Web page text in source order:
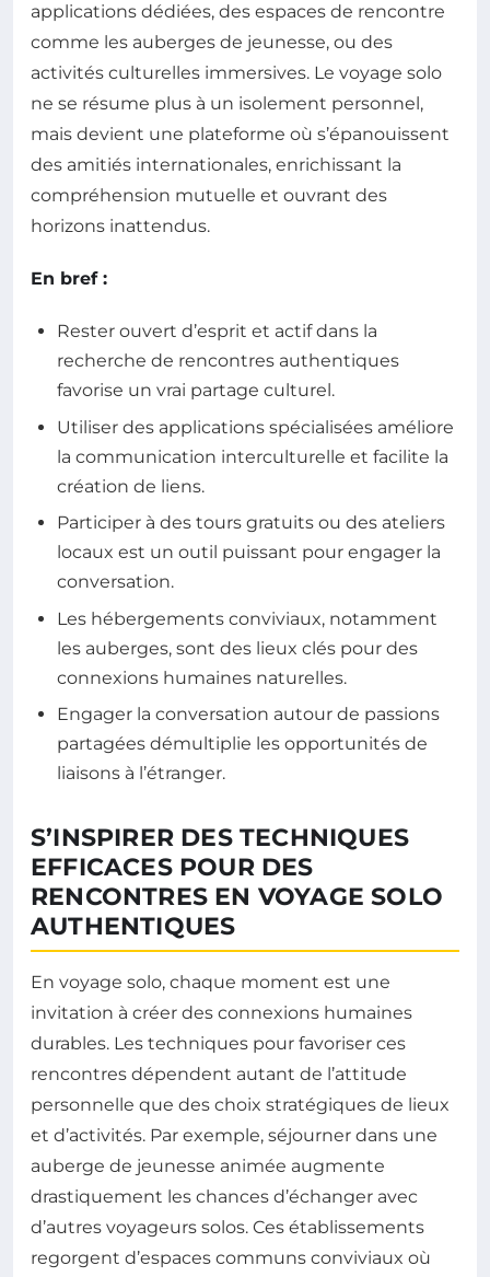
applications dédiées, des espaces de rencontre
comme les auberges de jeunesse, ou des
activités culturelles immersives. Le voyage solo
ne se résume plus à un isolement personnel,
mais devient une plateforme où s’épanouissent
des amitiés internationales, enrichissant la
compréhension mutuelle et ouvrant des
horizons inattendus.
En bref :
Rester ouvert d’esprit et actif dans la
recherche de rencontres authentiques
favorise un vrai partage culturel.
Utiliser des applications spécialisées améliore
la communication interculturelle et facilite la
création de liens.
Participer à des tours gratuits ou des ateliers
locaux est un outil puissant pour engager la
conversation.
Les hébergements conviviaux, notamment
les auberges, sont des lieux clés pour des
connexions humaines naturelles.
Engager la conversation autour de passions
partagées démultiplie les opportunités de
liaisons à l’étranger.
S’INSPIRER DES TECHNIQUES
EFFICACES POUR DES
RENCONTRES EN VOYAGE SOLO
AUTHENTIQUES
En voyage solo, chaque moment est une
invitation à créer des connexions humaines
durables. Les techniques pour favoriser ces
rencontres dépendent autant de l’attitude
personnelle que des choix stratégiques de lieux
et d’activités. Par exemple, séjourner dans une
auberge de jeunesse animée augmente
drastiquement les chances d’échanger avec
d’autres voyageurs solos. Ces établissements
regorgent d’espaces communs conviviaux où